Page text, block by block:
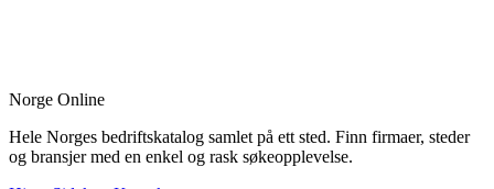
Norge Online
Hele Norges bedriftskatalog samlet på ett sted. Finn firmaer, steder
og bransjer med en enkel og rask søkeopplevelse.